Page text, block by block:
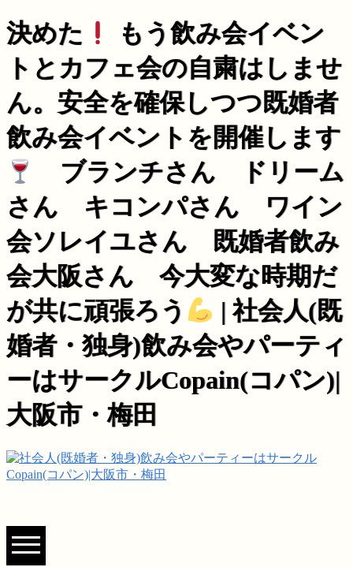
決めた
もう飲み会イベン
トとカフェ会の自粛はしませ
ん。安全を確保しつつ既婚者
飲み会イベントを開催します
ブランチさん ドリーム
さん キコンパさん ワイン
会ソレイユさん 既婚者飲み
会大阪さん 今大変な時期だ
が共に頑張ろう
| 社会人(既
婚者・独身)飲み会やパーティ
ーはサークルCopain(コパン)|
大阪市・梅田